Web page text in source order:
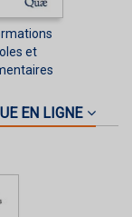
et
EN LIGNE